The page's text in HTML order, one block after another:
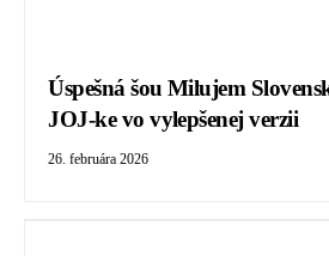
Úspešná šou Milujem
JOJ-ke vo vylepšenej verzii
26. februára 2026